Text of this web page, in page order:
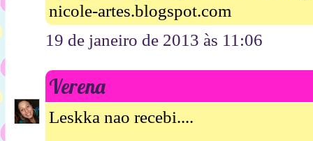
nicole-artes.blogspot.com
19 de janeiro de 2013 às 11:06
Verena
Leskka nao recebi....